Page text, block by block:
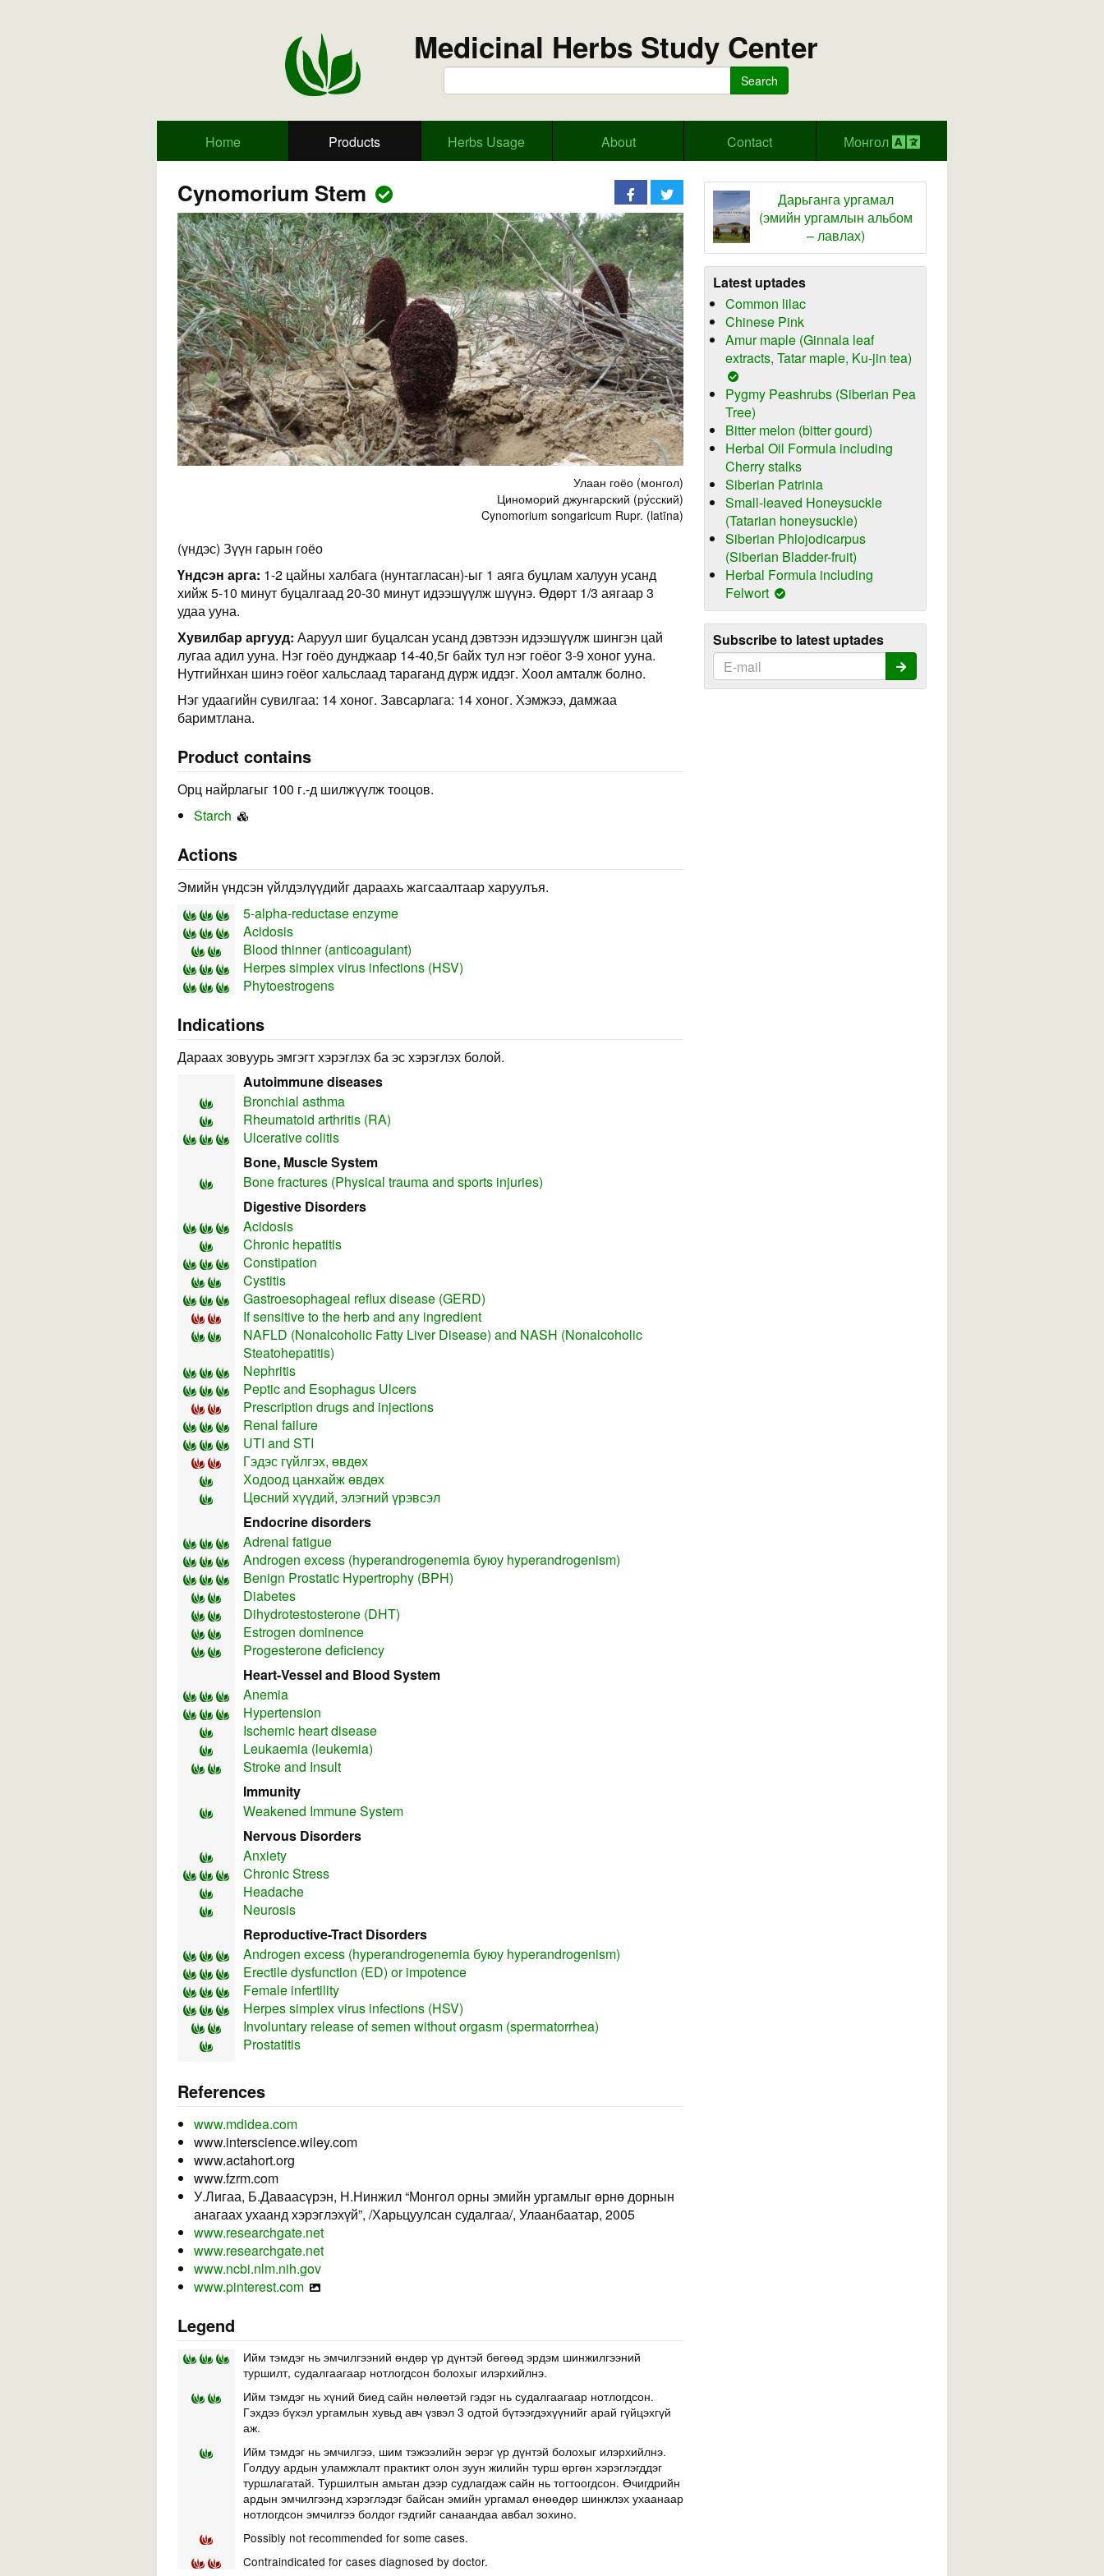
Medicinal Herbs Study Center
Search
Home Products Herbs Usage About Contact Монгол
Cynomorium Stem
Улаан гоёо (монгол)
Циноморий джунгарский (ру́сский)
Cynomorium songaricum Rupr. (latīna)
(үндэс) Зүүн гарын гоёо
Үндсэн арга: 1-2 цайны халбага (нунтагласан)-ыг 1 аяга буцлам халуун усанд
хийж 5-10 минут буцалгаад 20-30 минут идээшүүлж шүүнэ. Өдөрт 1/3 аягаар 3
удаа ууна.
Хувилбар аргууд: Ааруул шиг буцалсан усанд дэвтээн идээшүүлж шингэн цай
лугаа адил ууна. Нэг гоёо дунджаар 14-40,5г байх тул нэг гоёог 3-9 хоног ууна.
Нутгийнхан шинэ гоёог хальслаад тараганд дүрж иддэг. Хоол амталж болно.
Нэг удаагийн сувилгаа: 14 хоног. Завсарлага: 14 хоног. Хэмжээ, дамжаа
баримтлана.
Product contains
Орц найрлагыг 100 г.-д шилжүүлж тооцов.
Starch
Actions
Эмийн үндсэн үйлдэлүүдийг дараахь жагсаалтаар харуулъя.
5-alpha-reductase enzyme
Acidosis
Blood thinner (anticoagulant)
Herpes simplex virus infections (HSV)
Phytoestrogens
Indications
Дараах зовуурь эмгэгт хэрэглэх ба эс хэрэглэх болой.
Autoimmune diseases
Bronchial asthma
Rheumatoid arthritis (RA)
Ulcerative colitis
Bone, Muscle System
Bone fractures (Physical trauma and sports injuries)
Digestive Disorders
Acidosis
Chronic hepatitis
Constipation
Cystitis
Gastroesophageal reflux disease (GERD)
If sensitive to the herb and any ingredient
NAFLD (Nonalcoholic Fatty Liver Disease) and NASH (Nonalcoholic
Steatohepatitis)
Nephritis
Peptic and Esophagus Ulcers
Prescription drugs and injections
Renal failure
UTI and STI
Гэдэс гүйлгэх, өвдөх
Ходоод цанхайж өвдөх
Цөсний хүүдий, элэгний үрэвсэл
Endocrine disorders
Adrenal fatigue
Androgen excess (hyperandrogenemia буюу hyperandrogenism)
Benign Prostatic Hypertrophy (BPH)
Diabetes
Dihydrotestosterone (DHT)
Estrogen dominence
Progesterone deficiency
Heart-Vessel and Blood System
Anemia
Hypertension
Ischemic heart disease
Leukaemia (leukemia)
Stroke and Insult
Immunity
Weakened Immune System
Nervous Disorders
Anxiety
Chronic Stress
Headache
Neurosis
Reproductive-Tract Disorders
Androgen excess (hyperandrogenemia буюу hyperandrogenism)
Erectile dysfunction (ED) or impotence
Female infertility
Herpes simplex virus infections (HSV)
Involuntary release of semen without orgasm (spermatorrhea)
Prostatitis
References
www.mdidea.com
www.interscience.wiley.com
www.actahort.org
www.fzrm.com
У.Лигаа, Б.Даваасүрэн, Н.Нинжил “Монгол орны эмийн ургамлыг өрнө дорнын
анагаах ухаанд хэрэглэхүй”, /Харьцуулсан судалгаа/, Улаанбаатар, 2005
www.researchgate.net
www.researchgate.net
www.ncbi.nlm.nih.gov
www.pinterest.com
Legend
Ийм тэмдэг нь эмчилгээний өндөр үр дүнтэй бөгөөд эрдэм шинжилгээний
туршилт, судалгаагаар нотлогдсон болохыг илэрхийлнэ.
Ийм тэмдэг нь хүний биед сайн нөлөөтэй гэдэг нь судалгаагаар нотлогдсон.
Гэхдээ бүхэл ургамлын хувьд авч үзвэл 3 одтой бүтээгдэхүүнийг арай гүйцэхгүй
аж.
Ийм тэмдэг нь эмчилгээ, шим тэжээлийн эерэг үр дүнтэй болохыг илэрхийлнэ.
Голдуу ардын уламжлалт практикт олон зуун жилийн турш өргөн хэрэглэгддэг
туршлагатай. Туршилтын амьтан дээр судлагдаж сайн нь тогтоогдсон. Өчигдрийн
ардын эмчилгээнд хэрэглэдэг байсан эмийн ургамал өнөөдөр шинжлэх ухаанаар
нотлогдсон эмчилгээ болдог гэдгийг санаандаа авбал зохино.
Possibly not recommended for some cases.
Contraindicated for cases diagnosed by doctor.
Дарьганга ургамал
(эмийн ургамлын альбом
– лавлах)
Latest uptades
Common lilac
Chinese Pink
Amur maple (Ginnala leaf
extracts, Tatar maple, Ku-jin tea)
Pygmy Peashrubs (Siberian Pea
Tree)
Bitter melon (bitter gourd)
Herbal Oil Formula including
Cherry stalks
Siberian Patrinia
Small-leaved Honeysuckle
(Tatarian honeysuckle)
Siberian Phlojodicarpus
(Siberian Bladder-fruit)
Herbal Formula including
Felwort
Subscribe to latest uptades